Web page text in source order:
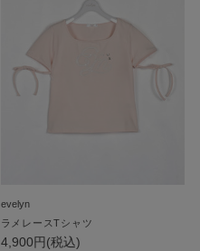
evelyn
ラメレースTシャツ
4,900円(税込)